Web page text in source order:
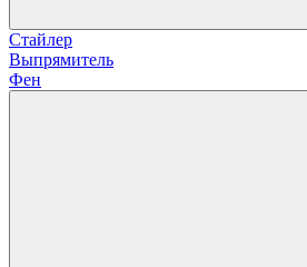
Стайлер
Выпрямитель
Фен